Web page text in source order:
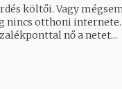
költői. Vagy
nincs otthoni internete.
nő a netet...